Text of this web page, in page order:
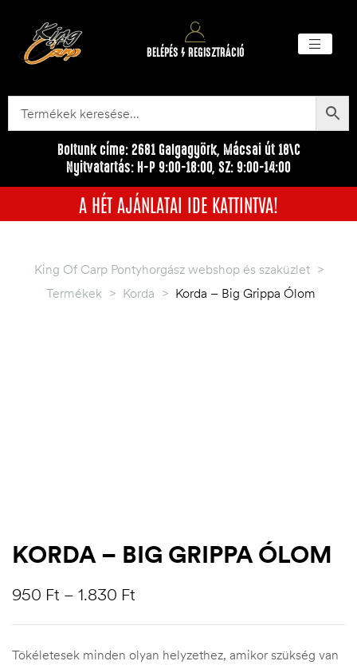
BELÉPÉS / REGISZTRÁCIÓ
Boltunk címe: 2681 Galgagyörk, Mácsai út 18\C
Nyitvatartás: H-P 9:00-18:00, SZ: 9:00-14:00
A HÉT AJÁNLATAI IDE KATTINTVA!
King Of Carp Pontyhorgász webshop és szaküzlet >
Termékek > Korda > Korda – Big Grippa Ólom
KORDA – BIG GRIPPA ÓLOM
950 Ft – 1.830 Ft
Tökéletesek minden olyan helyzethez, amikor szükség van